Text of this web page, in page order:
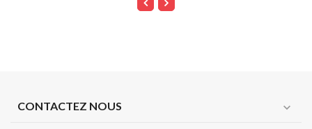
CONTACTEZ NOUS expand_more